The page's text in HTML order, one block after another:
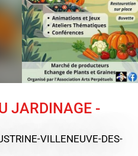
JARDINAGE -
VILLENEUVE-DES-